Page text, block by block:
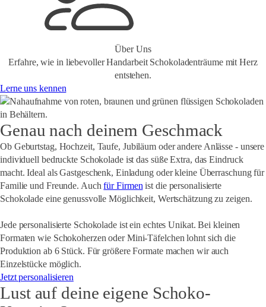
Über Uns
Erfahre, wie in liebevoller Handarbeit Schokoladenträume mit Herz
entstehen.
Lerne uns kennen
Genau nach deinem Geschmack
ObGeburtstag, Hochzeit, Taufe, Jubiläum oder andere Anlässe - unsere
individuell bedruckte Schokolade ist das süße Extra, das Eindruck
macht. Ideal als Gastgeschenk, Einladung oder kleine Überraschung für
Familie und Freunde. Auchfür Firmen ist die personalisierte
Schokolade eine genussvolle Möglichkeit, Wertschätzung zu zeigen.
Jede personalisierte Schokolade ist ein echtes Unikat. Bei kleinen
Formaten wie Schokoherzen oder Mini-Täfelchen lohnt sich die
Produktion ab 6 Stück. Für größere Formate machen wir auch
Einzelstücke möglich.
Jetzt personalisieren
Lust auf deine eigene Schoko-